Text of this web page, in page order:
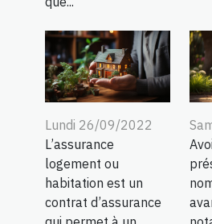
Lundi 26/09/2022
L’assurance
logement ou
habitation est un
contrat d’assurance